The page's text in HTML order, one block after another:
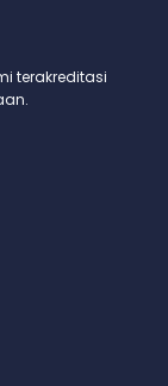
terakreditasi